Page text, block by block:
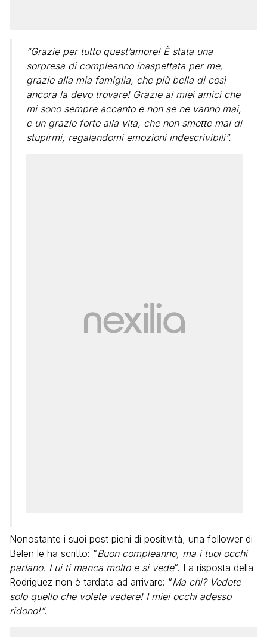
“Grazie per tutto quest’amore! È stata una
sorpresa di compleanno inaspettata per me,
grazie alla mia famiglia, che più bella di così
ancora la devo trovare! Grazie ai miei amici che
mi sono sempre accanto e non se ne vanno mai,
e un grazie forte alla vita, che non smette mai di
stupirmi, regalandomi emozioni indescrivibili”.
Nonostante i suoi post pieni di positività, una follower di
Belen le ha scritto: “Buon compleanno, ma i tuoi occhi
parlano. Lui ti manca molto e si vede“. La risposta della
Rodriguez non è tardata ad arrivare: “Ma chi? Vedete
solo quello che volete vedere! I miei occhi adesso
ridono!”.